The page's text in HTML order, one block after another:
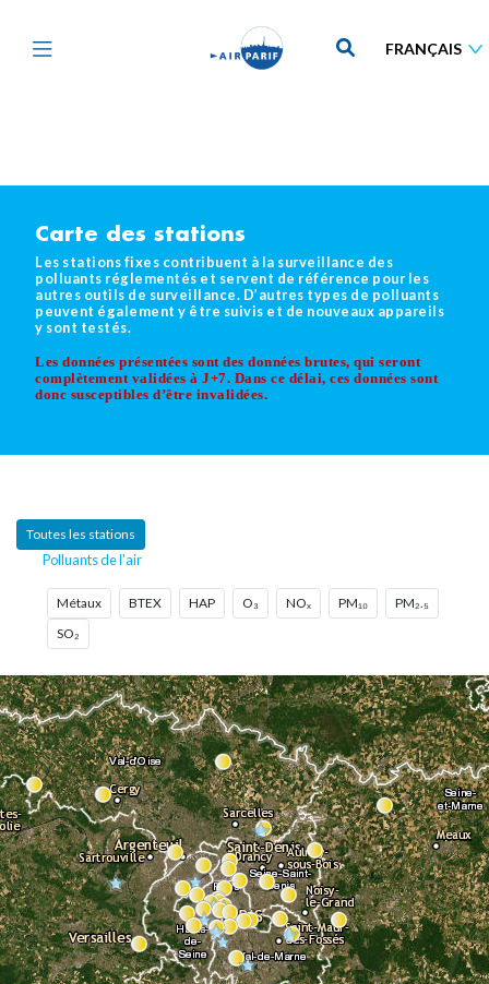
au
contenu
Carte des stations
Les stations fixes contribuent à la surveillance des
polluants réglementés et servent de référence pour les
autres outils de surveillance. D’autres types de polluants
peuvent également y être suivis et de nouveaux appareils
y sont testés.
Les données présentées sont des données brutes, qui seront
complètement validées à J+7. Dans ce délai, ces données sont
donc susceptibles d’être invalidées.
Toutes les stations
Polluants de l'air
Métaux BTEX HAP O₃ NOₓ PM₁₀
PM₂.₅
SO₂